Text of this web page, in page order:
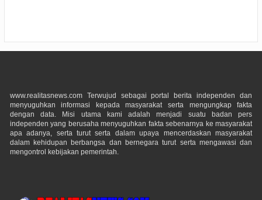
www.realitasnews.com Terwujud sebagai portal berita independen dan
menyuguhkan informasi kepada masyarakat serta mengungkap fakta
dengan data. Misi utama kami adalah menjadi suatu badan pers
independen yang berusaha menyuguhkan fakta sebenarnya ke masyarakat
apa adanya, serta turut serta dalam upaya mencerdaskan masyarakat
dalam kehidupan berbangsa dan bernegara turut serta mengawasi dan
mengontrol kebijakan pemerintah.